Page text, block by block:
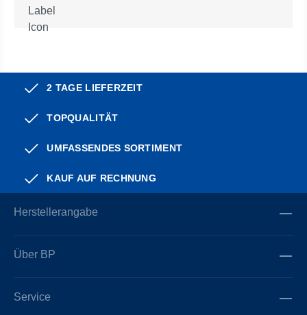
2 TAGE LIEFERZEIT
TOPQUALITÄT
UMFASSENDES SORTIMENT
KAUF AUF RECHNUNG
Herstellerangabe
Über BP
Service